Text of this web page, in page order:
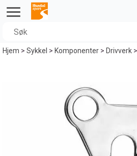
Hjem>Sykkel >Komponenter>Drivverk